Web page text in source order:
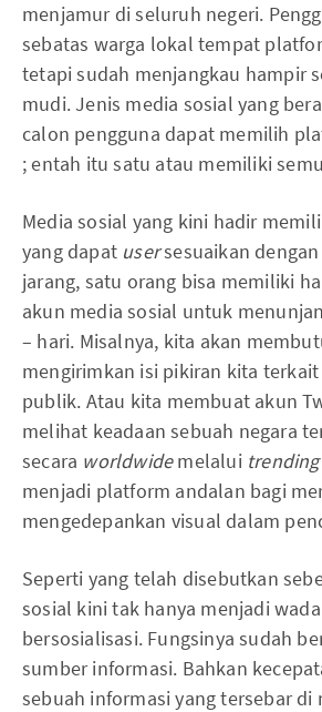
menjamur di seluruh negeri.
sebatas warga lokal tempat
tetapi sudah menjangkau hampir
mudi. Jenis media sosial yang
calon pengguna dapat memilih
; entah itu satu atau memiliki
Media sosial yang kini hadir
yang dapat usersesuaikan
jarang, satu orang bisa memiliki
akun media sosial untuk
– hari. Misalnya, kita akan
mengirimkan isi pikiran kita
publik. Atau kita membuat akun
melihat keadaan sebuah negara
secara worldwidemelalui
menjadi platform andalan bagi
mengedepankan visual dalam
Seperti yang telah disebutkan
sosial kini tak hanya menjadi
bersosialisasi. Fungsinya sudah
sumber informasi. Bahkan
sebuah informasi yang tersebar di